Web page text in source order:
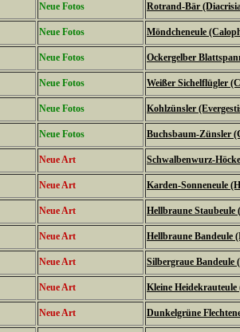
Neue Fotos Rotrand-Bär
Neue Fotos Möndcheneule
Neue Fotos Ockergelber
Neue Fotos Weißer Sichelflügler
Neue Fotos Kohlzünsler
Neue Fotos Buchsbaum-Zünsler
Neue Art Schwalbenwurz-
Neue Art Karden-Sonneneule
Neue Art Hellbraune
Neue Art Hellbraune Bandeule
Neue Art Silbergraue Bandeule
Neue Art Kleine
Neue Art Dunkelgrüne